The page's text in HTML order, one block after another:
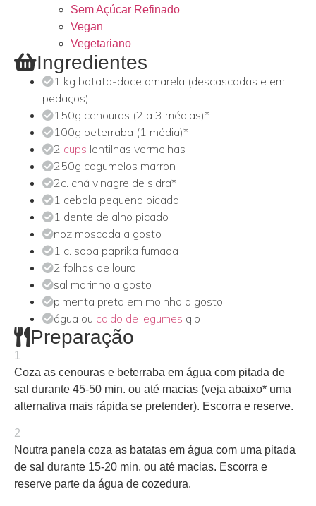
Sem Açúcar Refinado
Vegan
Vegetariano
Ingredientes
1 kg batata-doce amarela (descascadas e em
pedaços)
150g cenouras (2 a 3 médias)*
100g beterraba (1 média)*
2 cups lentilhas vermelhas
250g cogumelos marron
2c. chá vinagre de sidra*
1 cebola pequena picada
1 dente de alho picado
noz moscada a gosto
1 c. sopa paprika fumada
2 folhas de louro
sal marinho a gosto
pimenta preta em moinho a gosto
água ou caldo de legumes q.b
Preparação
1
Coza as cenouras e beterraba em água com pitada de
sal durante 45-50 min. ou até macias (veja abaixo* uma
alternativa mais rápida se pretender). Escorra e reserve.
2
Noutra panela coza as batatas em água com uma pitada
de sal durante 15-20 min. ou até macias. Escorra e
reserve parte da água de cozedura.